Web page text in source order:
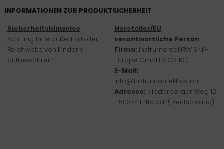
INFORMATIONEN ZUR PRODUKTSICHERHEIT
Sicherheitshinweise
Achtung: Bitte außerhalb der
Reichweite von Kindern
aufbewahren.
Hersteller/EU
verantwortliche Person
Firma: InstrumenteNRW SNK-
Europe GmbH & Co. KG
E-Mail:
info@InstrumenteNrw.com
Adresse: Niederberger Weg 12
- 50374 Erftstadt (Deutschland)